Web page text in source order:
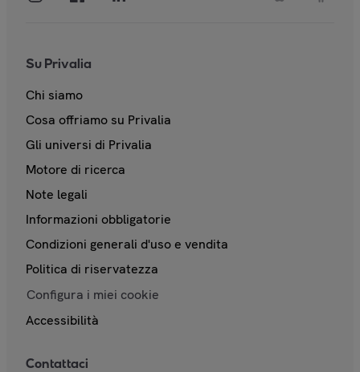
Su Privalia
Chi siamo
Cosa offriamo su Privalia
Gli universi di Privalia
Motore di ricerca
Note legali
Informazioni obbligatorie
Condizioni generali d'uso e vendita
Politica di riservatezza
Configura i miei cookie
Accessibilità
Contattaci